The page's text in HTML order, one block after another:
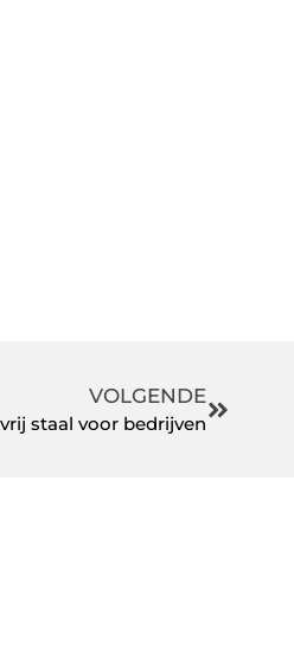
VOLGENDE
staal voor bedrijven